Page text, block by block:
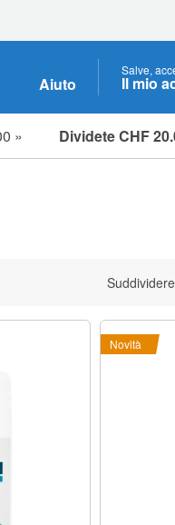
Aiuto
Salve,
Il mio
» Dividete CHF
Novità